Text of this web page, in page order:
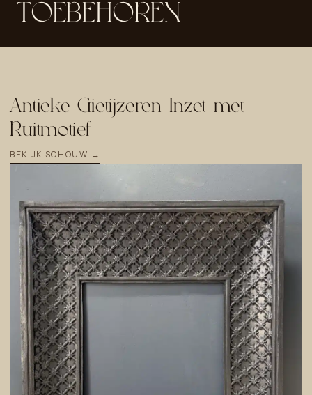
TOEBEHOREN
Antieke Gietijzeren Inzet met
Ruitmotief
BEKIJK SCHOUW →